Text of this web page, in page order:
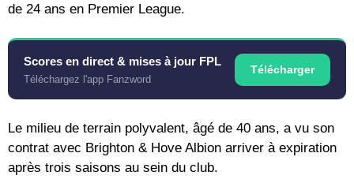
de 24 ans en Premier League.
Scores en direct & mises à jour FPL
Téléchargez l'app Fanzword
Télécharger
Le milieu de terrain polyvalent, âgé de 40 ans, a vu son
contrat avec Brighton & Hove Albion arriver à expiration
après trois saisons au sein du club.